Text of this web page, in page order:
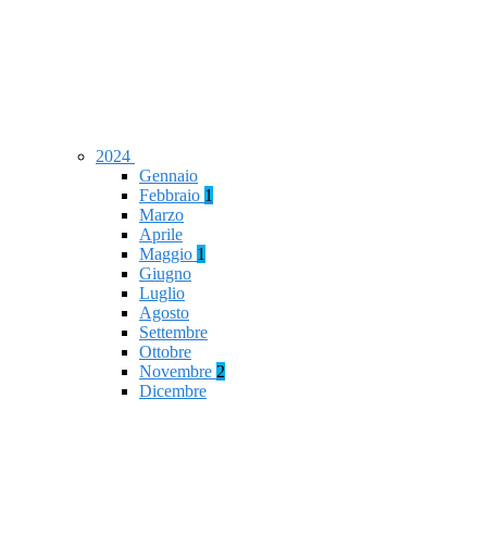
2024
Gennaio
Febbraio 1
Marzo
Aprile
Maggio 1
Giugno
Luglio
Agosto
Settembre
Ottobre
Novembre 2
Dicembre